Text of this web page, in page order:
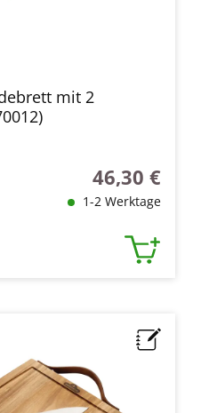
mit 2
Regulärer Preis:
46,30 €
1-2 Werktage